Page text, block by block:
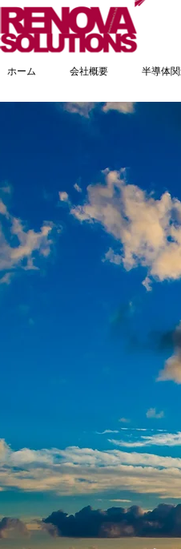
ホーム 会社概要 半導体